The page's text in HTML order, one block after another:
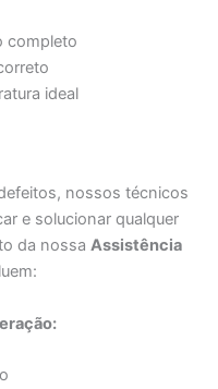
completo
ideal
nossos técnicos
e solucionar qualquer
da nossaAssistência